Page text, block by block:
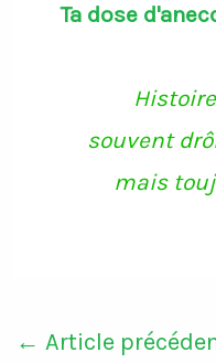
Ta dose
souvent
mais
← Article